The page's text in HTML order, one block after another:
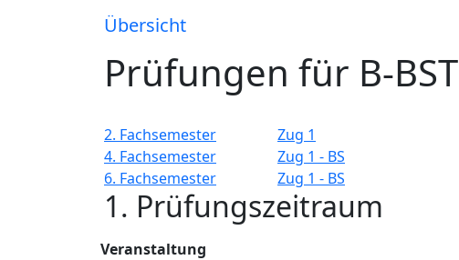
Übersicht
Prüfungen für B-BST
2. Fachsemester
Zug 1
4. Fachsemester
Zug 1 - BS
6. Fachsemester
Zug 1 - BS
1. Prüfungszeitraum
Veranstaltung